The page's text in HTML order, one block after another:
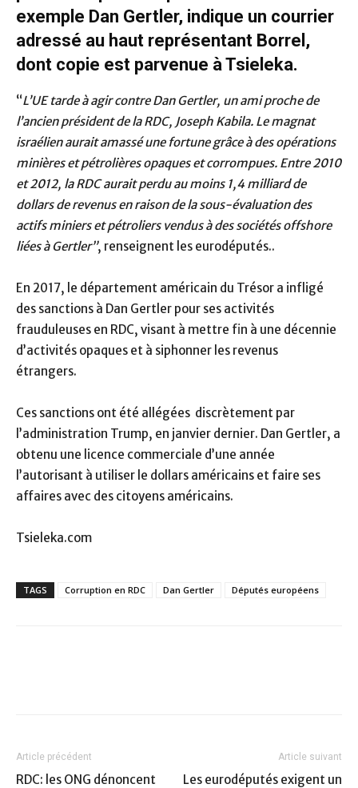
exemple Dan Gertler, indique un courrier
adressé au haut représentant Borrel,
dont copie est parvenue à Tsieleka.
“L’UE tarde à agir contre Dan Gertler, un ami proche de
l’ancien président de la RDC, Joseph Kabila. Le magnat
israélien aurait amassé une fortune grâce à des opérations
minières et pétrolières opaques et corrompues. Entre 2010
et 2012, la RDC aurait perdu au moins 1,4 milliard de
dollars de revenus en raison de la sous-évaluation des
actifs miniers et pétroliers vendus à des sociétés offshore
liées à Gertler”, renseignent les eurodéputés..
En 2017, le département américain du Trésor a infligé
des sanctions à Dan Gertler pour ses activités
frauduleuses en RDC, visant à mettre fin à une décennie
d’activités opaques et à siphonner les revenus
étrangers.
Ces sanctions ont été allégées discrètement par
l’administration Trump, en janvier dernier. Dan Gertler, a
obtenu une licence commerciale d’une année
l’autorisant à utiliser le dollars américains et faire ses
affaires avec des citoyens américains.
Tsieleka.com
TAGS Corruption en RDC Dan Gertler Députés européens
Article précédent
RDC: les ONG dénoncent
Article suivant
Les eurodéputés exigent un